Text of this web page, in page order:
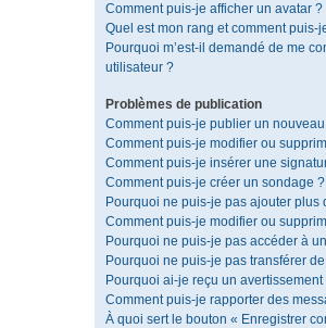
Comment puis-je afficher un avatar ?
Quel est mon rang et comment puis-
Pourquoi m’est-il demandé de me
utilisateur ?
Problèmes de publication
Comment puis-je publier un
Comment puis-je modifier ou
Comment puis-je insérer une
Comment puis-je créer un sondage ?
Pourquoi ne puis-je pas ajouter plus
Comment puis-je modifier ou
Pourquoi ne puis-je pas accéder à
Pourquoi ne puis-je pas transférer
Pourquoi ai-je reçu un avertissement
Comment puis-je rapporter des
À quoi sert le bouton « Enregistrer